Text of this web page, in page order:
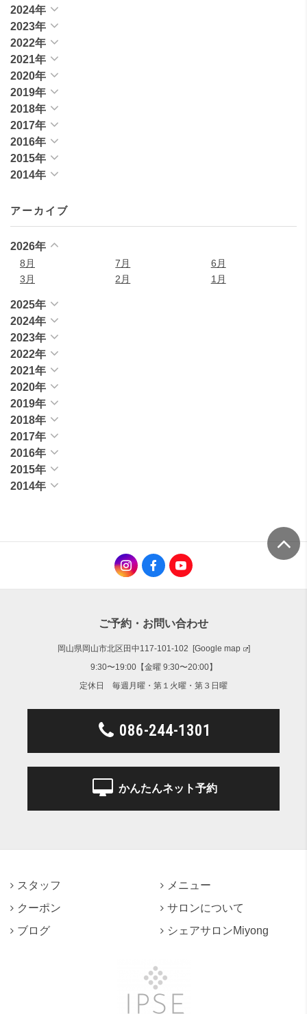
2024年
2023年
2022年
2021年
2020年
2019年
2018年
2017年
2016年
2015年
2014年
アーカイブ
2026年
8月 7月
6月
3月
2月 1月
2025年
2024年
2023年
2022年
2021年
2020年
2019年
2018年
2017年
2016年
2015年
2014年
ご予約・お問い合わせ
岡山県岡山市北区田中117-101-102 [Google map
]
9:30〜19:00【金曜 9:30〜20:00】
定休日 毎週月曜・第１火曜・第３日曜
086-244-1301
かんたんネット予約
スタッフ
メニュー
クーポン
サロンについて
ブログ
シェアサロンMiyong